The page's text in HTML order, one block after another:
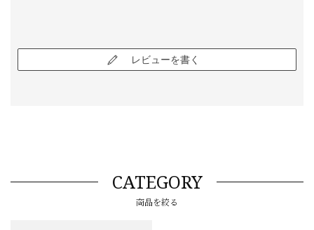
レビューを書く
CATEGORY
商品を絞る